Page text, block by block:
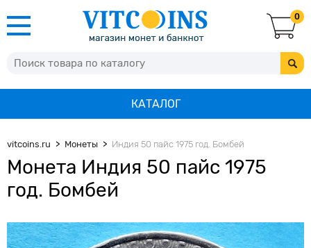
0
КАТАЛОГ
vitcoins.ru Монеты Индия 50 пайс 1975 год. Бомбей
Монета Индия 50 пайс 1975
год. Бомбей